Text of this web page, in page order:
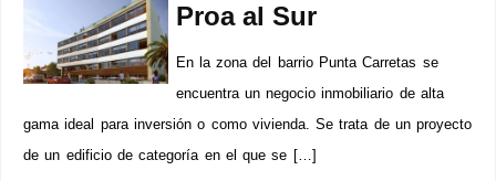
Proa al Sur
En la zona del barrio Punta Carretas se
encuentra un negocio inmobiliario de alta
gama ideal para inversión o como vivienda. Se trata de un proyecto
de un edificio de categoría en el que se […]